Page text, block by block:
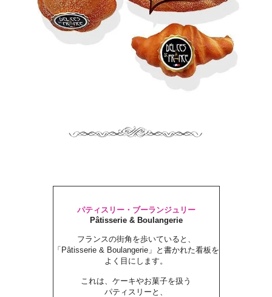
パティスリー・ブーランジュリー
Pâtisserie & Boulangerie
フランスの街角を歩いていると、
「Pâtisserie & Boulangerie」と書かれた看板を
よく目にします。
これは、ケーキやお菓子を扱う
パティスリーと、